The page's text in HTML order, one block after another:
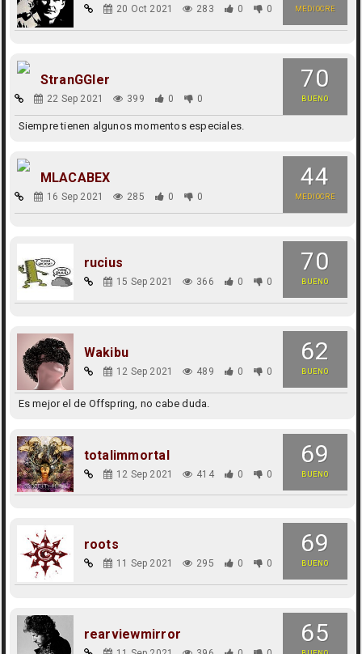
MEDIOCRE
20 Oct 2021 283 0 0
70
BUENO
StranGGler
22 Sep 2021 399 0 0
Siempre tienen algunos momentos especiales.
44
MEDIOCRE
MLACABEX
16 Sep 2021 285 0 0
70
BUENO
rucius
15 Sep 2021 366 0 0
62
BUENO
Wakibu
12 Sep 2021 489 0 0
Es mejor el de Offspring, no cabe duda.
69
BUENO
totalimmortal
12 Sep 2021 414 0 0
69
BUENO
roots
11 Sep 2021 295 0 0
65
rearviewmirror